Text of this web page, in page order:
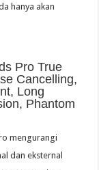
hanya akan
Pro True
Cancelling,
Long
Phantom
mengurangi
dan eksternal